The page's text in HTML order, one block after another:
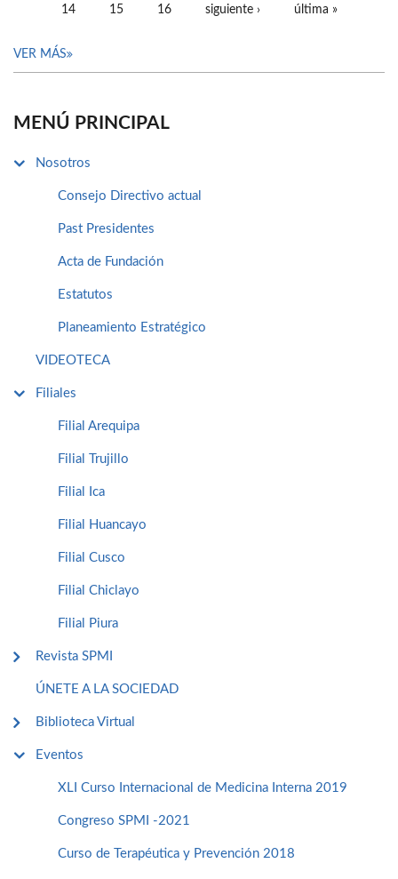
14 15 16 siguiente › última »
VER MÁS
MENÚ PRINCIPAL
Nosotros
Consejo Directivo actual
Past Presidentes
Acta de Fundación
Estatutos
Planeamiento Estratégico
VIDEOTECA
Filiales
Filial Arequipa
Filial Trujillo
Filial Ica
Filial Huancayo
Filial Cusco
Filial Chiclayo
Filial Piura
Revista SPMI
ÚNETE A LA SOCIEDAD
Biblioteca Virtual
Eventos
XLI Curso Internacional de Medicina Interna 2019
Congreso SPMI -2021
Curso de Terapéutica y Prevención 2018